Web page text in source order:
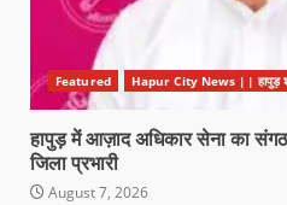
Featured Hapur City News || हापुड़
हापुड़ में आज़ाद अधिकार सेना का
जिला प्रभारी
August 7, 2026